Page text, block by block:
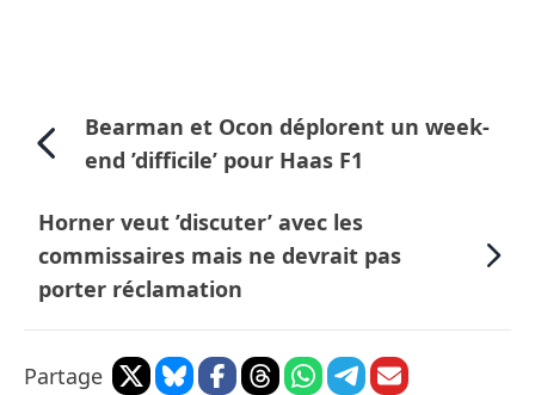
Bearman et Ocon déplorent un week-
end ’difficile’ pour Haas F1
Horner veut ’discuter’ avec les
commissaires mais ne devrait pas
porter réclamation
Partage